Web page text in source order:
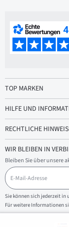
TOP MARKEN
HILFE UND
RECHTLICHE
WIR BLEIBEN IN
Bleiben Sie über unsere
E
-
M
a
i
l
Sie können sich jederzeit in
Für weitere Informationen